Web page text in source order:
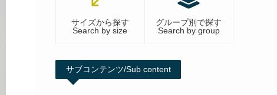
サイズから探す
Search by size
グループ別で探す
Search by group
サブコンテンツ/Sub content